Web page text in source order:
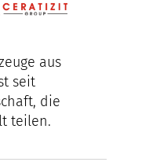
aus
seit
die
teilen.